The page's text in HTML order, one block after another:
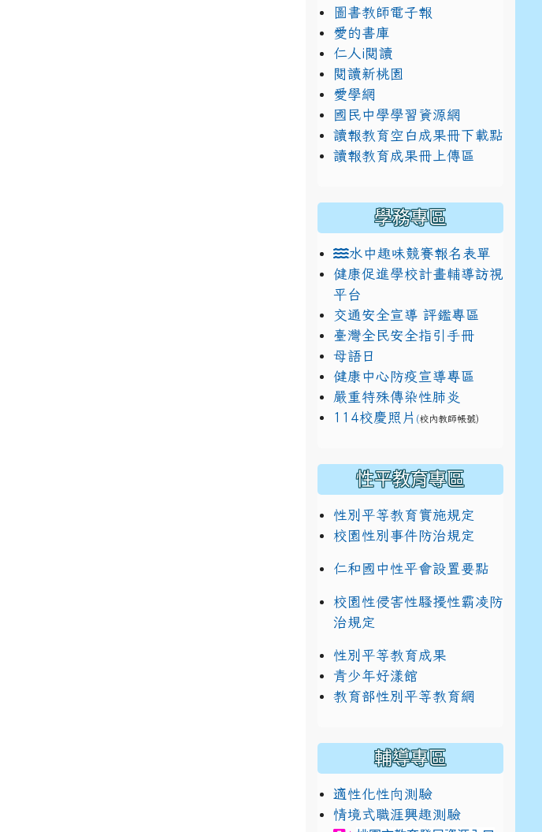
圖書教師電子報
愛的書庫
仁人i閱讀
閱讀新桃園
愛學網
國民中學學習資源網
讀報教育空白成果冊下載點
讀報教育成果冊上傳區
學務專區
水中趣味競賽報名表單
健康促進學校計畫輔導訪視
平台
交通安全宣導 評鑑專區
臺灣全民安全指引手冊
母語日
健康中心防疫宣導專區
嚴重特殊傳染性肺炎
114校慶照片 (校內教師帳號)
性平教育專區
性別平等教育實施規定
校園性別事件防治規定
仁和國中性平會設置要點
校園性侵害性騷擾性霸凌防
治規定
性別平等教育成果
青少年好漾館
教育部性別平等教育網
輔導專區
適性化性向測驗
情境式職涯興趣測驗